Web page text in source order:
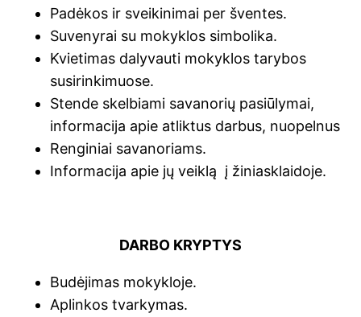
Padėkos ir sveikinimai per šventes.
Suvenyrai su mokyklos simbolika.
Kvietimas dalyvauti mokyklos tarybos
susirinkimuose.
Stende skelbiami savanorių pasiūlymai,
informacija apie atliktus darbus, nuopelnus
Renginiai savanoriams.
Informacija apie jų veiklą į žiniasklaidoje.
DARBO KRYPTYS
Budėjimas mokykloje.
Aplinkos tvarkymas.